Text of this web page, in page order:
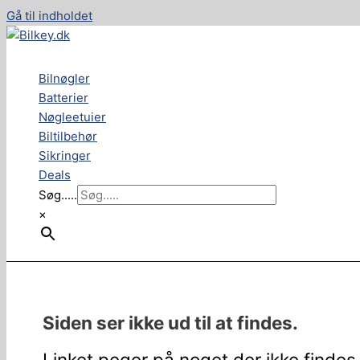
Gå til indholdet
Bilnøgler
Batterier
Nøgleetuier
Biltilbehør
Sikringer
Deals
Søg.....
×
Siden ser ikke ud til at findes.